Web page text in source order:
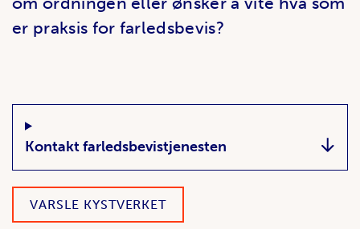
er praksis for farledsbevis?
Relaterte lenker
Hva gjelder det?;
Kontakt farledsbevistjenesten
VARSLE KYSTVERKET